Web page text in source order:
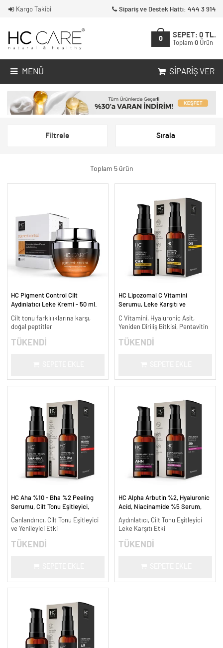
Kargo Takibi Sipariş ve Destek Hattı: 444 3 914
0
SEPET: 0 TL.
Toplam 0 Ürün
MENÜ SIPARIŞ VER
Filtrele Sırala
Toplam 5 ürün
HC Pigment Control Cilt
Aydınlatıcı Leke Kremi - 50 ml.
Cilt tonu farklılıklarına karşı,
doğal peptitler
TÜKENDİ
HC Lipozomal C Vitamini
Serumu, Leke Karşıtı ve
C Vitamini, Hyaluronic Asit,
Yeniden Diriliş Bitkisi, Pentavitin
TÜKENDİ
HC Aha %10 - Bha %2 Peeling
Serumu, Cilt Tonu Eşitleyici,
Canlandırıcı, Cilt Tonu Eşitleyici
ve Yenileyici Etki
TÜKENDİ
HC Alpha Arbutin %2, Hyaluronic
Acid, Niacinamide %5 Serum,
ml.
Aydınlatıcı, Cilt Tonu Eşitleyici
Leke Karşıtı Etki
TÜKENDİ